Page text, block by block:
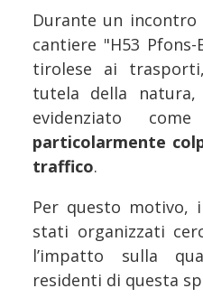
Durante un
cantiere "H53 Pfons-
tirolese ai
tutela della natura,
evidenziato
particolarmente
traffico.
Per questo motivo,
stati organizzati
l’impatto sulla
residenti di questa